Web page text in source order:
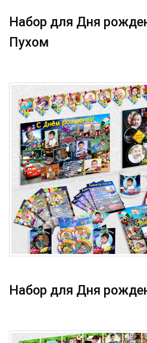
Набор для Дня
Пухом
Набор для Дня